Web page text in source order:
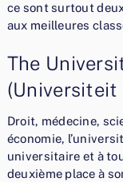
ce sont surtout
aux meilleures
The
(Universiteit
Droit, médecine,
économie,
universitaire et à
deuxième place à